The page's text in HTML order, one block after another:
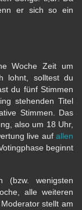
er sich so ein
Woche Zeit um
lohnt, solltest du
du fünf Stimmen
stehenden Titel
Stimmen. Das
also um 18 Uhr,
live auf allen
beginnt
(bzw. wenigsten
alle weiteren
stellt am